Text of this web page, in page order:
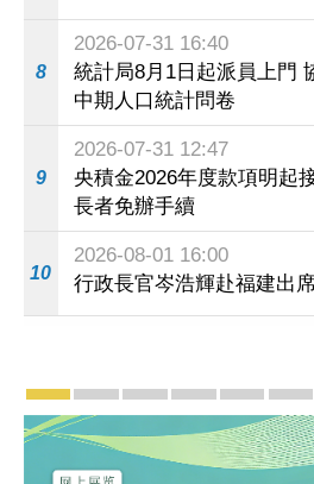
8
2026-07-31 16:40
統計局8月1日起派員上門 協助住戶完成2026
中期人口統計問卷
9
2026-07-31 12:47
央積金2026年度款項明起接受提款
長者免辦手續
10
2026-08-01 16:00
行政長官岑浩輝赴福建出
宣傳及推廣
賡續中葡傳統友誼 續寫“一
澳門名片集
行政長官岑浩輝
施政特寫
澳門特